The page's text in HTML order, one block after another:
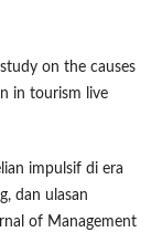
on the causes
in tourism live
impulsif di era
dan ulasan
of Management